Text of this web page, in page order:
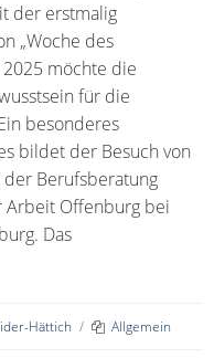
der erstmalig
„Woche des
2025 möchte die
für die
besonderes
bildet der Besuch von
Berufsberatung
Arbeit Offenburg bei
Das
Hättich / Allgemein